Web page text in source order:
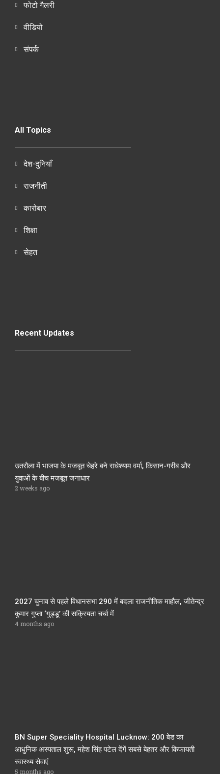
फोटो गैलरी
वीडियो
संपर्क
All Topics
देश-दुनियाँ
राजनीती
कारोबार
शिक्षा
सेहत
Recent Updates
उतरौला में भाजपा के मजबूत चेहरे बने राधेश्याम वर्मा, किसान-गरीब और
युवाओं के बीच मजबूत जनाधार
2 weeks ago
2027 चुनाव से पहले विधानसभा 290 में बदला राजनीतिक माहौल, जीतेन्द्र
कुमार गुप्ता ‘गुड्डू’ की सक्रियता चर्चा में
4 months ago
BN Super Speciality Hospital Lucknow: 200 बेड का
आधुनिक अस्पताल शुरू, महेश सिंह पटेल देंगें सबसे बेहतर और किफायती
स्वास्थ्य सेवाएं
5 months ago